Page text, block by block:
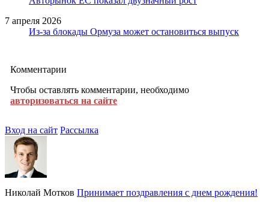
7 апреля 2026
Из-за блокады Ормуза может остановиться выпуск
Комментарии
Чтобы оставлять комментарии, необходимо
авторизоваться на сайте
Вход на сайт Рассылка
Николай Мотков Принимает поздравления с днем рождения!